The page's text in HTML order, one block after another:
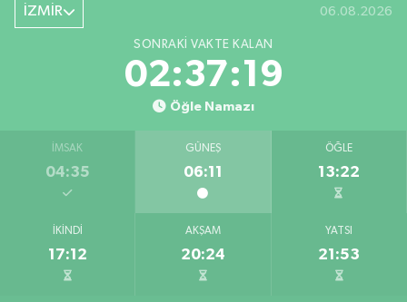
İZMİR 06.08.2026
SONRAKI VAKTE KALAN
02:37:18
Öğle Namazı
İMSAK
04:35
GÜNEŞ
06:11
ÖĞLE
13:22
İKINDI
17:12
AKŞAM
20:24
YATSI
21:53